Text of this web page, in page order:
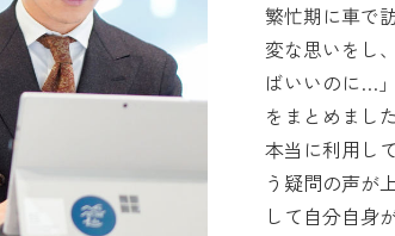
繁忙期に車で
変な思いをし
ばいいのに…
をまとめまし
本当に利用し
う疑問の声が
して自分自身